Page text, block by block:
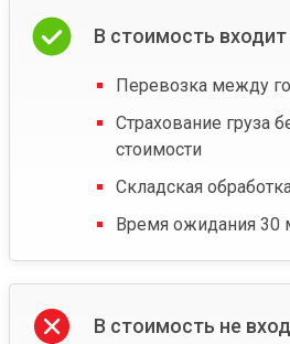
В стоимость входит
Перевозка между
Страхование груза
стоимости
Складская
Время ожидания 30
В стоимость не